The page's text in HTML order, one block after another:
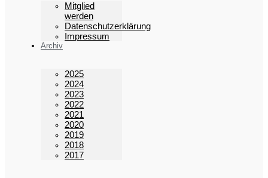
Mitglied
werden
Datenschutzerklärung
Impressum
Archiv
2025
2024
2023
2022
2021
2020
2019
2018
2017